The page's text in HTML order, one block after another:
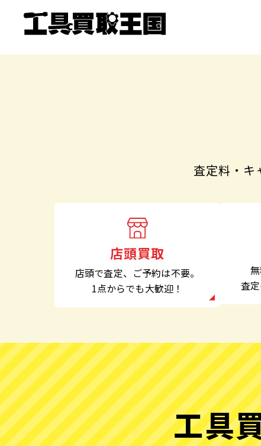
査定料・キ
店頭買取
店頭で査定、 ご予約は不要。
1点からでも大歓迎！
査
工具